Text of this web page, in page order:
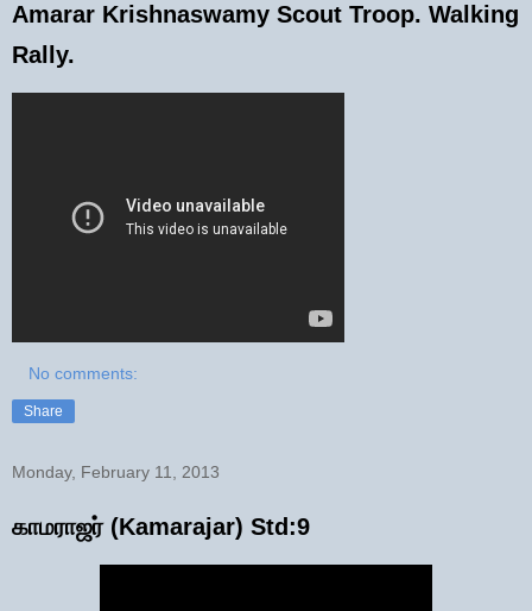
Amarar Krishnaswamy Scout Troop. Walking
Rally.
No comments:
Share
Monday, February 11, 2013
காமராஜர் (Kamarajar) Std:9